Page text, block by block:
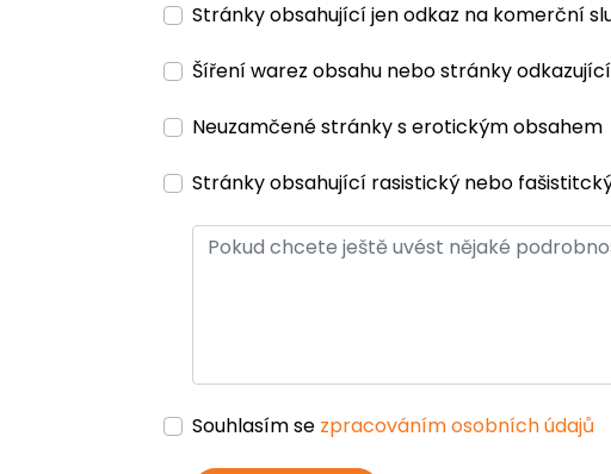
Stránky obsahující jen odkaz na komerční
Šíření warez obsahu nebo stránky
Neuzamčené stránky s erotickým obsahem
Stránky obsahující rasistický nebo
Souhlasím se zpracováním osobních údajů